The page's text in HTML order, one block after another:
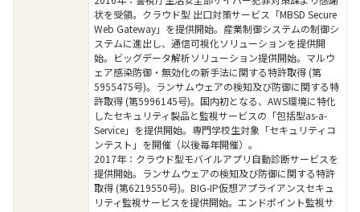
状を受領。クラウド型 出口対策サービス「MBSD Secure
Web Gateway」を提供開始。産業制御システムの制御シ
ステムに進出し、通信可視化ソリューションを提供開
始。ビッグデータ解析ソリューション提供開始。マルウ
ェア感染防御・無効化の新手法に関する特許取得 (第
5955475号)。ランサムウェアの検知及び防御に関する特
許取得 (第5996145号)。国内初となる、AWS環境に特化
したセキュリティ製品と監視サービスの「包括型as-a-
Service」を提供開始。専門学校生対象「セキュリティコ
ンテスト」を開催（以後毎年開催）。
2017年：クラウド型モバイルアプリ自動診断サービスを
提供開始。ランサムウェアの検知及び防御に関する特許
取得 (第6219550号)。BIG-IP仮想アプライアンスセキュ
リティ監視サービスを提供開始。エンドポイント監視サ